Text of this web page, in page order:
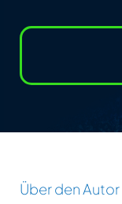
Über den Autor